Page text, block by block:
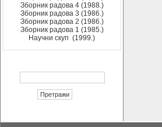
Зборник радова 4 (1988.)
Зборник радова 3 (1986.)
Зборник радова 2 (1986.)
Зборник радова 1 (1985.)
Научни скуп (1999.)